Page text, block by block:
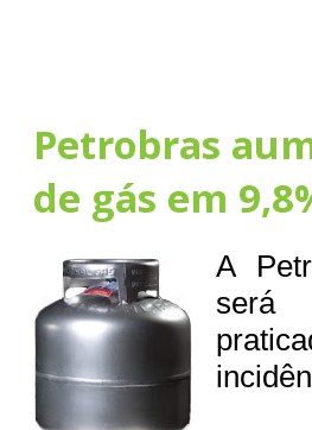
Petrobras
de gás em
A
será